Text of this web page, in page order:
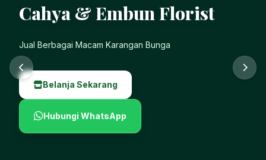
Cahya & Embun Florist
Pemesanan Mudah & Cepat 24 Jam
Belanja Sekarang
Hubungi WhatsApp